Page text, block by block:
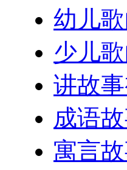
幼儿
少儿
讲故
成语
寓言